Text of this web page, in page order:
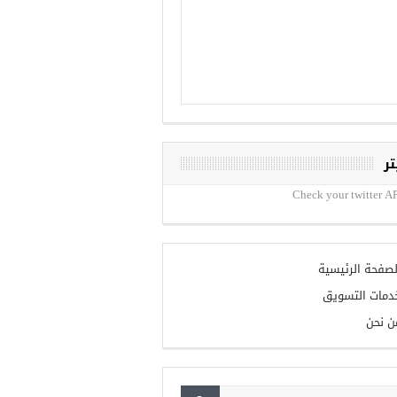
Check your twitter
الرئيسية
التسويق